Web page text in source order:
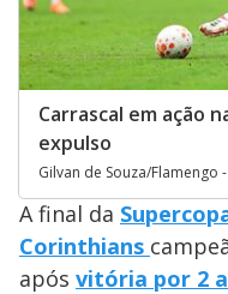
Carrascal em ação
expulso
Gilvan de Souza/Flamengo
A final da
Corinthians
após vitória por 2